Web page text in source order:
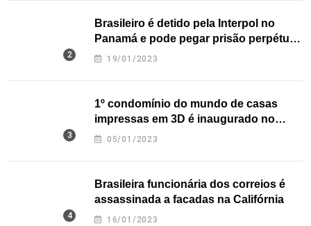
Brasileiro é detido pela Interpol no
Panamá e pode pegar prisão perpétua
nos EUA
19/01/2023
1º condomínio do mundo de casas
impressas em 3D é inaugurado no
Texas
05/01/2023
Brasileira funcionária dos correios é
assassinada a facadas na Califórnia
16/01/2023